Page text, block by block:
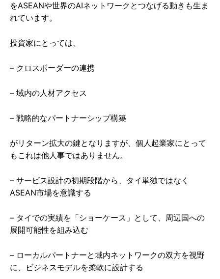
をASEANや世界のAIネットワークとつなげる動きも生ま
れています。
投資家にとっては、
– クロスボーダーの連携
– 域内の人材アクセス
– 戦略的なパートナーシップ構築
がリターン拡大の鍵となりますが、個人起業家にとって
もこれは他人事ではありません。
– サービス設計の初期段階から、タイ単独ではなく
ASEAN市場を意識する
– タイでの実績を「ショーケース」として、周辺国への
展開可能性を組み込む
– ローカルパートナーと域内ネットワークの双方を視野
に、ビジネスモデルを柔軟に設計する